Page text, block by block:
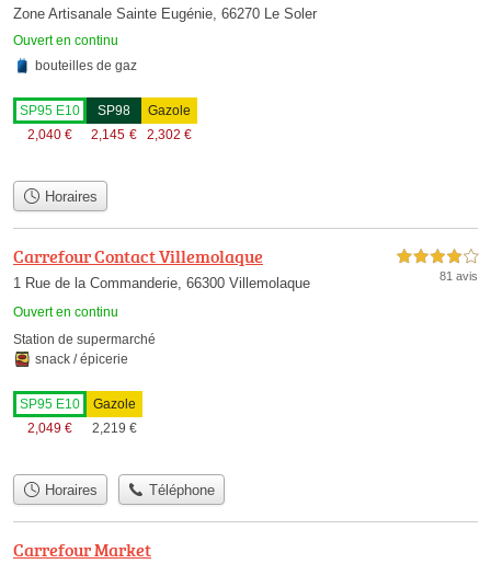
Zone Artisanale Sainte Eugénie, 66270 Le Soler
Ouvert en continu
bouteilles de gaz
SP95 E10
2,040 €
SP98
2,145 €
Gazole
2,302 €
Horaires
Carrefour Contact Villemolaque
1 Rue de la Commanderie, 66300 Villemolaque
Ouvert en continu
4,0 étoiles sur 5
81 avis
Station de supermarché
snack / épicerie
SP95 E10
2,049 €
Gazole
2,219 €
Horaires Téléphone
Carrefour Market